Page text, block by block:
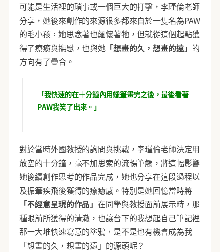
可能是生活裡的瑣事或一個巨大的打擊，李瑾倫老師
分享，她後來創作的來源很多都來自於一隻名為PAW
的毛小孩，她思念著也緬懷著牠，但就從這個起點獲
得了療癒與撫慰，也與她 「想畫的久，想畫的遠」 的
方向有了疊合。
「我快速的在十分鐘內用蠟筆畫完之後，最後看著
PAW我笑了出來。」
對於當時外國教授的詢問與挑戰，李瑾倫老師決定用
放空的十分鐘，毫不加思索的流暢筆觸，將這幅影響
她後續創作思考的作品完成，她也分享在這段過程以
及振筆疾飛後獲得的療癒感。特別是她回憶當時將
「不經意呈現的作品」在同學與教授面前展示時，那
種眼前所獲得的清澈，也讓台下的我想起自己筆記裡
那一大堆快速寫意的塗鴉，是不是也有機會成為我
「想畫的久，想畫的遠」的源頭呢？